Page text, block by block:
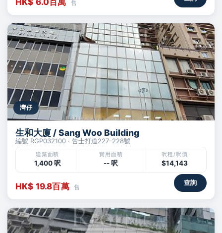
售
灣仔
生和大廈 / Sang Woo Building
編號 RGP032100 · 告士打道227-228號
建築面積
1,400 呎
實用面積
-- 呎
呎租/呎價
$14,143
HK$ 19.8百萬 售
查詢